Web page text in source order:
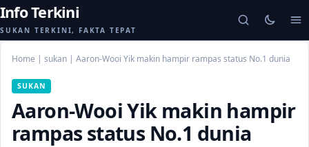
Info Terkini
SUKAN TERKINI, FAKTA TEPAT
Home | sukan | Aaron-Wooi Yik makin hampir rampas status No.1 dunia
SUKAN
Aaron-Wooi Yik makin hampir
rampas status No.1 dunia